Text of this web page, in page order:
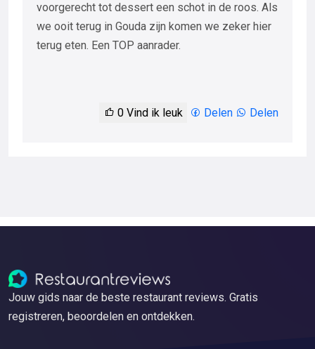
voorgerecht tot dessert een schot in de roos. Als
we ooit terug in Gouda zijn komen we zeker hier
terug eten. Een TOP aanrader.
0 Vind ik leuk Delen Delen
Jouw gids naar de beste restaurant reviews. Gratis
registreren, beoordelen en ontdekken.